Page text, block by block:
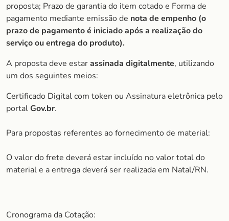
proposta; Prazo de garantia do item cotado e Forma de
pagamento mediante emissão de nota de empenho (o
prazo de pagamento é iniciado após a realização do
serviço ou entrega do produto).
A proposta deve estarassinada digitalmente, utilizando
um dos seguintes meios:
Certificado Digital com token ou Assinatura eletrônica pelo
portalGov.br.
Para propostas referentes ao fornecimento de material:
O valor do frete deverá estar incluído no valor total do
material e a entrega deverá ser realizada em Natal/RN.
Cronograma da Cotação: